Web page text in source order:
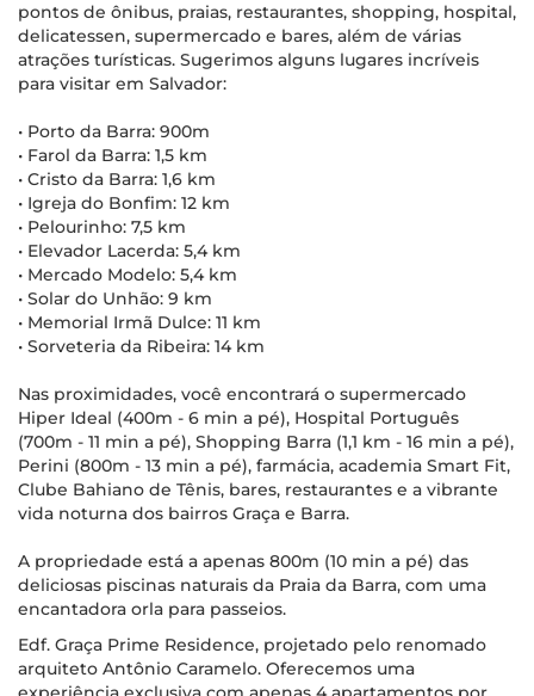
pontos de ônibus, praias, restaurantes, shopping, hospital,
delicatessen, supermercado e bares, além de várias
atrações turísticas. Sugerimos alguns lugares incríveis
para visitar em Salvador:
• Porto da Barra: 900m
• Farol da Barra: 1,5 km
• Cristo da Barra: 1,6 km
• Igreja do Bonfim: 12 km
• Pelourinho: 7,5 km
• Elevador Lacerda: 5,4 km
• Mercado Modelo: 5,4 km
• Solar do Unhão: 9 km
• Memorial Irmã Dulce: 11 km
• Sorveteria da Ribeira: 14 km
Nas proximidades, você encontrará o supermercado
Hiper Ideal (400m - 6 min a pé), Hospital Português
(700m - 11 min a pé), Shopping Barra (1,1 km - 16 min a pé),
Perini (800m - 13 min a pé), farmácia, academia Smart Fit,
Clube Bahiano de Tênis, bares, restaurantes e a vibrante
vida noturna dos bairros Graça e Barra.
A propriedade está a apenas 800m (10 min a pé) das
deliciosas piscinas naturais da Praia da Barra, com uma
encantadora orla para passeios.
Edf. Graça Prime Residence, projetado pelo renomado
arquiteto Antônio Caramelo. Oferecemos uma